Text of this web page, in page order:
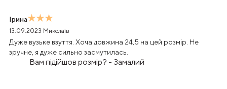
Ірина
13.09.2023 Миколаїв
Дуже вузьке взуття. Хоча довжина 24,5 на цей розмір. Не
зручне, я дуже сильно засмутилась.
Вам підійшов розмір? - Замалий